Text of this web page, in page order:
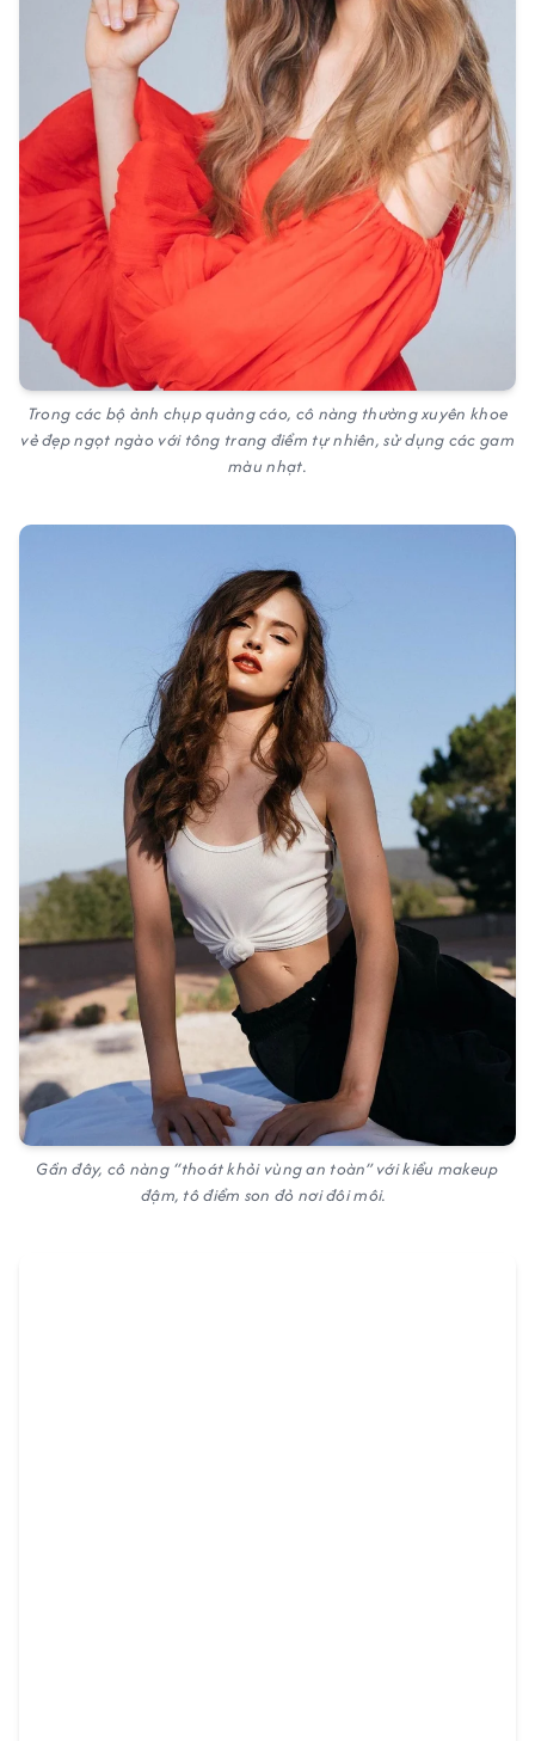
Trong các bộ ảnh chụp quảng cáo, cô nàng thường xuyên khoe
vẻ đẹp ngọt ngào với tông trang điểm tự nhiên, sử dụng các gam
màu nhạt.
Gần đây, cô nàng “thoát khỏi vùng an toàn” với kiểu makeup
đậm, tô điểm son đỏ nơi đôi môi.